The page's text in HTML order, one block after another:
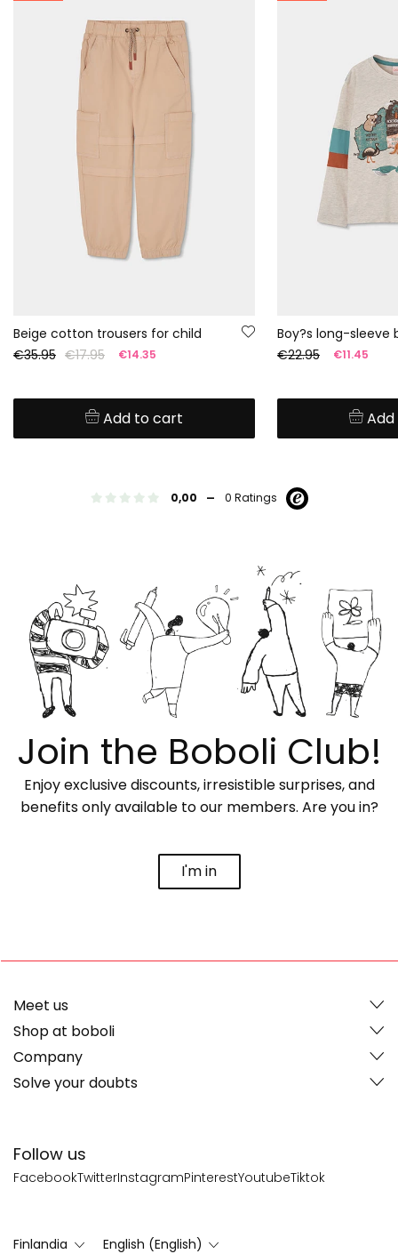
Beige cotton trousers for child
€35.95 €17.95 €14.35
Add to cart
€22.95 €11.45
0,00 - 0 Ratings
Join the Boboli Club!
Enjoy exclusive discounts, irresistible surprises, and
benefits only available to our members. Are you in?
I'm in
Follow us
FacebookTwitterInstagramPinterestYoutubeTiktok
Meet us
Shop at boboli
Company
Solve your doubts
Finlandia English (English)